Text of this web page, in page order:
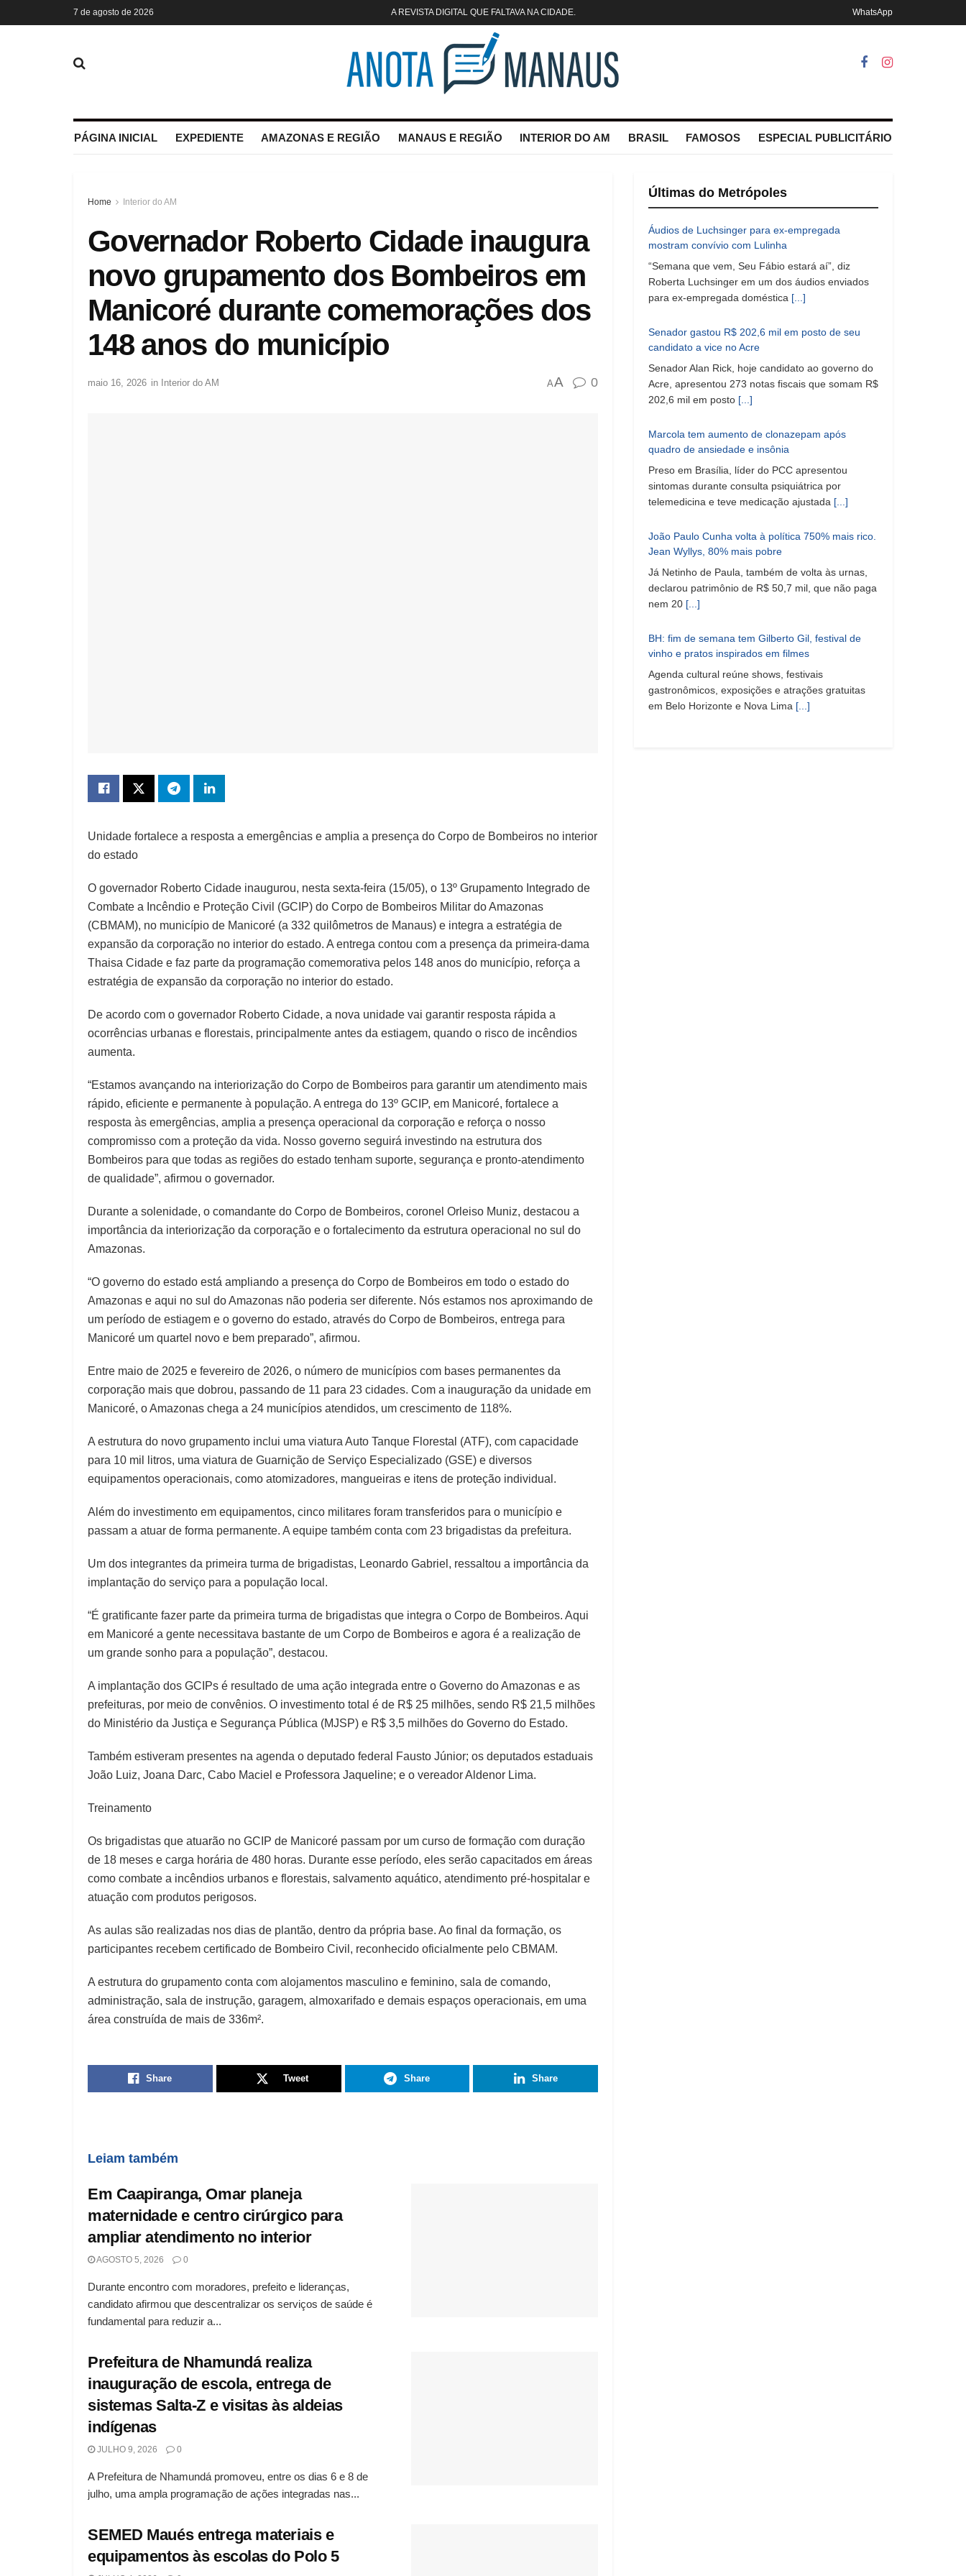
7 de agosto de 2026 A REVISTA DIGITAL QUE FALTAVA NA CIDADE. WhatsApp
PÁGINA INICIAL EXPEDIENTE AMAZONAS E REGIÃO MANAUS E REGIÃO INTERIOR DO AM BRASIL FAMOSOS ESPECIAL PUBLICITÁRIO
Home Interior do AM
Governador Roberto Cidade inaugura
novo grupamento dos Bombeiros em
Manicoré durante comemorações dos
148 anos do município
maio 16, 2026 in Interior do AM AA 0
Unidade fortalece a resposta a emergências e amplia a presença do Corpo de Bombeiros no interior
do estado
O governador Roberto Cidade inaugurou, nesta sexta-feira (15/05), o 13º Grupamento Integrado de
Combate a Incêndio e Proteção Civil (GCIP) do Corpo de Bombeiros Militar do Amazonas
(CBMAM), no município de Manicoré (a 332 quilômetros de Manaus) e integra a estratégia de
expansão da corporação no interior do estado. A entrega contou com a presença da primeira-dama
Thaisa Cidade e faz parte da programação comemorativa pelos 148 anos do município, reforça a
estratégia de expansão da corporação no interior do estado.
De acordo com o governador Roberto Cidade, a nova unidade vai garantir resposta rápida a
ocorrências urbanas e florestais, principalmente antes da estiagem, quando o risco de incêndios
aumenta.
“Estamos avançando na interiorização do Corpo de Bombeiros para garantir um atendimento mais
rápido, eficiente e permanente à população. A entrega do 13º GCIP, em Manicoré, fortalece a
resposta às emergências, amplia a presença operacional da corporação e reforça o nosso
compromisso com a proteção da vida. Nosso governo seguirá investindo na estrutura dos
Bombeiros para que todas as regiões do estado tenham suporte, segurança e pronto-atendimento
de qualidade”, afirmou o governador.
Durante a solenidade, o comandante do Corpo de Bombeiros, coronel Orleiso Muniz, destacou a
importância da interiorização da corporação e o fortalecimento da estrutura operacional no sul do
Amazonas.
“O governo do estado está ampliando a presença do Corpo de Bombeiros em todo o estado do
Amazonas e aqui no sul do Amazonas não poderia ser diferente. Nós estamos nos aproximando de
um período de estiagem e o governo do estado, através do Corpo de Bombeiros, entrega para
Manicoré um quartel novo e bem preparado”, afirmou.
Entre maio de 2025 e fevereiro de 2026, o número de municípios com bases permanentes da
corporação mais que dobrou, passando de 11 para 23 cidades. Com a inauguração da unidade em
Manicoré, o Amazonas chega a 24 municípios atendidos, um crescimento de 118%.
A estrutura do novo grupamento inclui uma viatura Auto Tanque Florestal (ATF), com capacidade
para 10 mil litros, uma viatura de Guarnição de Serviço Especializado (GSE) e diversos
equipamentos operacionais, como atomizadores, mangueiras e itens de proteção individual.
Além do investimento em equipamentos, cinco militares foram transferidos para o município e
passam a atuar de forma permanente. A equipe também conta com 23 brigadistas da prefeitura.
Um dos integrantes da primeira turma de brigadistas, Leonardo Gabriel, ressaltou a importância da
implantação do serviço para a população local.
“É gratificante fazer parte da primeira turma de brigadistas que integra o Corpo de Bombeiros. Aqui
em Manicoré a gente necessitava bastante de um Corpo de Bombeiros e agora é a realização de
um grande sonho para a população”, destacou.
A implantação dos GCIPs é resultado de uma ação integrada entre o Governo do Amazonas e as
prefeituras, por meio de convênios. O investimento total é de R$ 25 milhões, sendo R$ 21,5 milhões
do Ministério da Justiça e Segurança Pública (MJSP) e R$ 3,5 milhões do Governo do Estado.
Também estiveram presentes na agenda o deputado federal Fausto Júnior; os deputados estaduais
João Luiz, Joana Darc, Cabo Maciel e Professora Jaqueline; e o vereador Aldenor Lima.
Treinamento
Os brigadistas que atuarão no GCIP de Manicoré passam por um curso de formação com duração
de 18 meses e carga horária de 480 horas. Durante esse período, eles serão capacitados em áreas
como combate a incêndios urbanos e florestais, salvamento aquático, atendimento pré-hospitalar e
atuação com produtos perigosos.
As aulas são realizadas nos dias de plantão, dentro da própria base. Ao final da formação, os
participantes recebem certificado de Bombeiro Civil, reconhecido oficialmente pelo CBMAM.
A estrutura do grupamento conta com alojamentos masculino e feminino, sala de comando,
administração, sala de instrução, garagem, almoxarifado e demais espaços operacionais, em uma
área construída de mais de 336m².
Share Tweet Share Share
Leiam também
Em Caapiranga, Omar planeja
maternidade e centro cirúrgico para
ampliar atendimento no interior
AGOSTO 5, 2026 0
Durante encontro com moradores, prefeito e lideranças,
candidato afirmou que descentralizar os serviços de saúde é
fundamental para reduzir a...
Prefeitura de Nhamundá realiza
inauguração de escola, entrega de
sistemas Salta-Z e visitas às aldeias
indígenas
JULHO 9, 2026 0
A Prefeitura de Nhamundá promoveu, entre os dias 6 e 8 de
julho, uma ampla programação de ações integradas nas...
SEMED Maués entrega materiais e
equipamentos às escolas do Polo 5
Últimas do Metrópoles
Áudios de Luchsinger para ex-empregada
mostram convívio com Lulinha
“Semana que vem, Seu Fábio estará aí”, diz
Roberta Luchsinger em um dos áudios enviados
para ex-empregada doméstica [...]
Senador gastou R$ 202,6 mil em posto de seu
candidato a vice no Acre
Senador Alan Rick, hoje candidato ao governo do
Acre, apresentou 273 notas fiscais que somam R$
202,6 mil em posto [...]
Marcola tem aumento de clonazepam após
quadro de ansiedade e insônia
Preso em Brasília, líder do PCC apresentou
sintomas durante consulta psiquiátrica por
telemedicina e teve medicação ajustada [...]
João Paulo Cunha volta à política 750% mais rico.
Jean Wyllys, 80% mais pobre
Já Netinho de Paula, também de volta às urnas,
declarou patrimônio de R$ 50,7 mil, que não paga
nem 20 [...]
BH: fim de semana tem Gilberto Gil, festival de
vinho e pratos inspirados em filmes
Agenda cultural reúne shows, festivais
gastronômicos, exposições e atrações gratuitas
em Belo Horizonte e Nova Lima [...]